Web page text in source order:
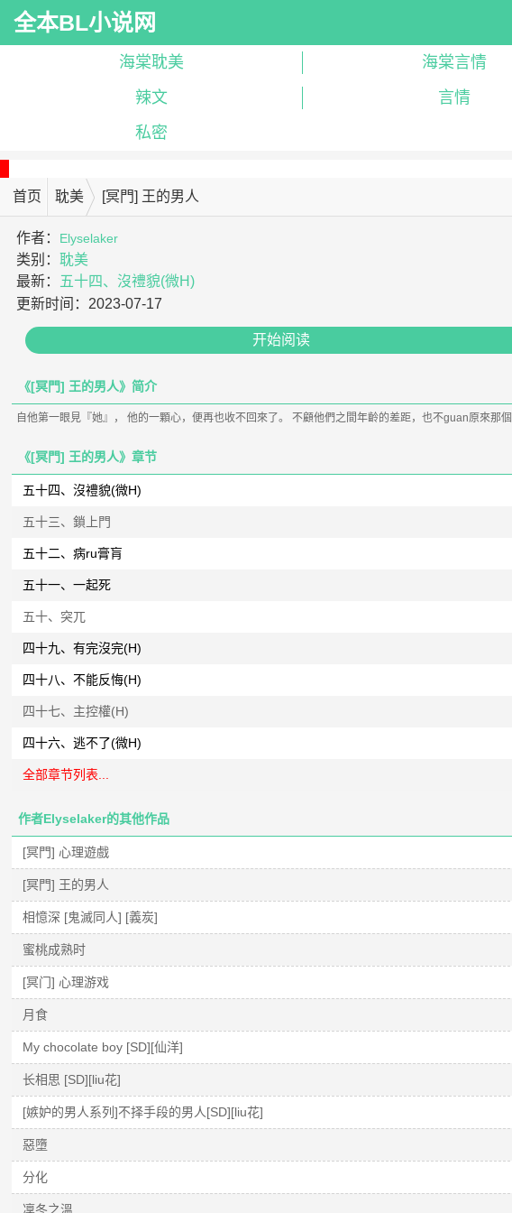
全本BL小说网
海棠耽美 海棠言情
辣文
言情
私密
首页 耽美 [冥門] 王的男人
作者： Elyselaker
类别：耽美
最新： 五十四、沒禮貌(微H)
更新时间： 2023-07-17
开始阅读
《[冥門] 王的男人》简介
自他第一眼見『她』， 他的一顆心，便再也收不回來了。 不顧他們之間年齡的差距，也不guan原來
《[冥門] 王的男人》章节
五十四、沒禮貌(微H)
五十三、鎖上門
五十二、病ru膏肓
五十一、一起死
五十、突兀
四十九、有完沒完(H)
四十八、不能反悔(H)
四十七、主控權(H)
四十六、逃不了(微H)
全部章节列表...
作者Elyselaker的其他作品
[冥門] 心理遊戲
[冥門] 王的男人
相憶深 [鬼滅同人] [義炭]
蜜桃成熟时
[冥门] 心理游戏
月食
My chocolate boy [SD][仙洋]
长相思 [SD][liu花]
[嫉妒的男人系列]不择手段的男人[SD][liu花]
惡墮
分化
凜冬之溫